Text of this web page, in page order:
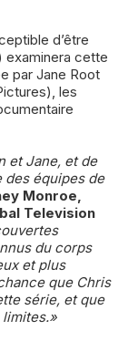
examinera cette
par Jane Root
les
et Jane, et de
des équipes de
Monroe,
Television
du corps
et plus
que Chris
série, et que
limites.»